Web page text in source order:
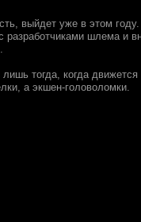
выйдет уже в этом году.
разработчиками шлема и
тогда, когда движется
а экшен-головоломки.